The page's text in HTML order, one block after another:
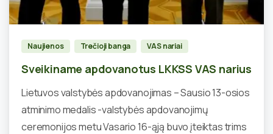
Naujienos Trečioji banga VAS nariai
Sveikiname apdovanotus LKKSS VAS narius
Lietuvos valstybės apdovanojimas – Sausio 13-osios
atminimo medalis -valstybės apdovanojimų
ceremonijos metu Vasario 16-ąją buvo įteiktas trims